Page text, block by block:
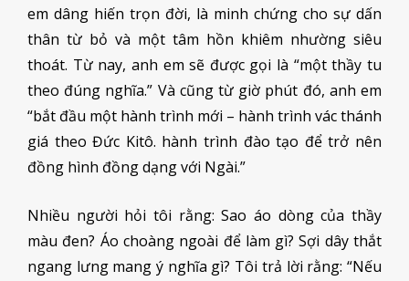
em dâng hiến trọn đời, là minh chứng cho sự dấn
thân từ bỏ và một tâm hồn khiêm nhường siêu
thoát. Từ nay, anh em sẽ được gọi là “một thầy tu
theo đúng nghĩa.” Và cũng từ giờ phút đó, anh em
“bắt đầu một hành trình mới – hành trình vác thánh
giá theo Đức Kitô. hành trình đào tạo để trở nên
đồng hình đồng dạng với Ngài.”
Nhiều người hỏi tôi rằng: Sao áo dòng của thầy
màu đen? Áo choàng ngoài để làm gì? Sợi dây thắt
ngang lưng mang ý nghĩa gì? Tôi trả lời rằng: “Nếu